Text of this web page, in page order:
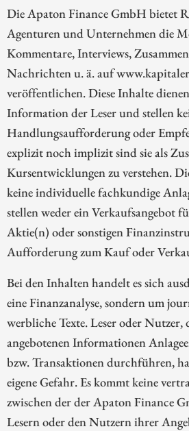
Die Apaton Finance GmbH bietet
Agenturen und Unternehmen die
Kommentare, Interviews,
Nachrichten u. ä. auf
veröffentlichen. Diese Inhalte
Information der Leser und stellen
Handlungsaufforderung oder
explizit noch implizit sind sie als
Kursentwicklungen zu verstehen.
keine individuelle fachkundige
stellen weder ein Verkaufsangebot
Aktie(n) oder sonstigen
Aufforderung zum Kauf oder
Bei den Inhalten handelt es sich
eine Finanzanalyse, sondern um
werbliche Texte. Leser oder
angebotenen Informationen
bzw. Transaktionen durchführen,
eigene Gefahr. Es kommt keine
zwischen der der Apaton Finance
Lesern oder den Nutzern ihrer